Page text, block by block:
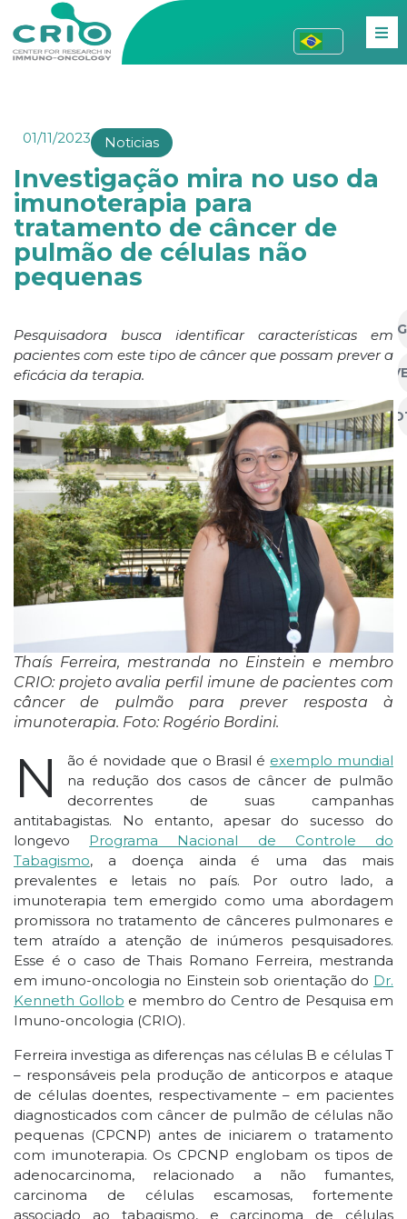
01/11/2023 Noticias
Investigação mira no uso da
imunoterapia para
tratamento de câncer de
pulmão de células não
pequenas
Pesquisadora busca identificar características em
pacientes com este tipo de câncer que possam prever a
eficácia da terapia.
Thaís Ferreira, mestranda no Einstein e membro
CRIO: projeto avalia perfil imune de pacientes com
câncer de pulmão para prever resposta à
imunoterapia. Foto: Rogério Bordini.
N ão é novidade que o Brasil é exemplo mundial
na redução dos casos de câncer de pulmão
decorrentes de suas campanhas
antitabagistas. No entanto, apesar do sucesso do
longevo Programa Nacional de Controle do
Tabagismo, a doença ainda é uma das mais
prevalentes e letais no país. Por outro lado, a
imunoterapia tem emergido como uma abordagem
promissora no tratamento de cânceres pulmonares e
tem atraído a atenção de inúmeros pesquisadores.
Esse é o caso de Thais Romano Ferreira, mestranda
em imuno-oncologia no Einstein sob orientação do Dr.
Kenneth Gollob e membro do Centro de Pesquisa em
Imuno-oncologia (CRIO).
Ferreira investiga as diferenças nas células B e células T
– responsáveis pela produção de anticorpos e ataque
de células doentes, respectivamente – em pacientes
diagnosticados com câncer de pulmão de células não
pequenas (CPCNP) antes de iniciarem o tratamento
com imunoterapia. Os CPCNP englobam os tipos de
adenocarcinoma, relacionado a não fumantes,
carcinoma de células escamosas, fortemente
associado ao tabagismo, e carcinoma de células